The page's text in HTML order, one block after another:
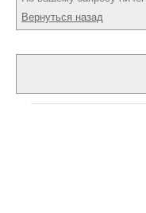
Вернуться назад